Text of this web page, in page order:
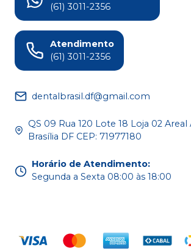
(61) 3011-2356
Atendimento
(61) 3011-2356
dentalbrasil.df@gmail.com
QS 09 Rua 120 Lote 18 Loja 02 Areal
Brasília DF CEP: 71977180
Horário de Atendimento:
Segunda a Sexta 08:00 às 18:00